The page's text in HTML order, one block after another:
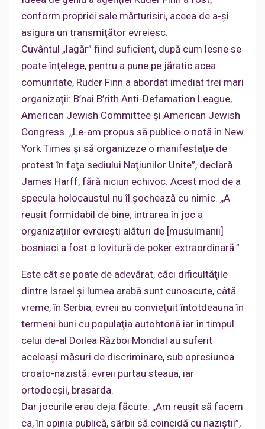
conform propriei sale mărturisiri, aceea de a-şi
asigura un transmiţător evreiesc.
Cuvântul „lagăr” fiind suficient, după cum lesne se
poate înţelege, pentru a pune pe jăratic acea
comunitate, Ruder Finn a abordat imediat trei mari
organizaţii: B’nai B’rith Anti-Defamation League,
American Jewish Committee şi American Jewish
Congress. ,,Le-am propus să publice o notă în New
York Times şi să organizeze o manifestaţie de
protest în faţa sediului Naţiunilor Unite”, declară
James Harff, fără niciun echivoc. Acest mod de a
specula holocaustul nu îl şochează cu nimic. ,,A
reuşit formidabil de bine; intrarea în joc a
organizaţiilor evreieşti alături de [musulmanii]
bosniaci a fost o lovitură de poker extraordinară.”
Este cât se poate de adevărat, căci dificultăţile
dintre Israel şi lumea arabă sunt cunoscute, câtă
vreme, în Serbia, evreii au convieţuit întotdeauna în
termeni buni cu populaţia autohtonă iar în timpul
celui de-al Doilea Război Mondial au suferit
aceleaşi măsuri de discriminare, sub opresiunea
croato-nazistă: evreii purtau steaua, iar
ortodocşii, brasarda.
Dar jocurile erau deja făcute. ,,Am reuşit să facem
ca, în opinia publică, sârbii să coincidă cu naziştii”,